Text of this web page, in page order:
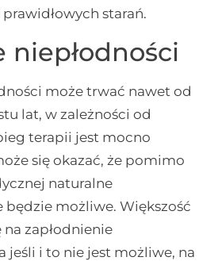
starań.
niepłodności
może trwać nawet od
lat, w zależności od
terapii jest mocno
się okazać, że pomimo
naturalne
będzie możliwe. Większość
zapłodnienie
jeśli i to nie jest możliwe, na